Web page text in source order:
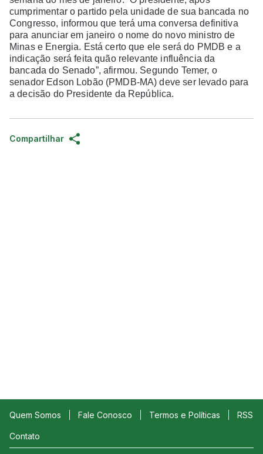
cumprimentar o partido pela unidade de sua bancada no
Congresso, informou que terá uma conversa definitiva
para anunciar em janeiro o nome do novo ministro de
Minas e Energia. Está certo que ele será do PMDB e a
indicação será feita quão relevante influência da
bancada do Senado”, afirmou. Segundo Temer, o
senador Edson Lobão (PMDB-MA) deve ser levado para
a decisão do Presidente da República.
Compartilhar
Quem Somos Fale Conosco Termos e Políticas RSS
Contato